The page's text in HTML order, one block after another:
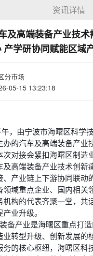
资讯详情
及高端装备产业技
产学研协同赋能区域
分市场
05-15 13:23:18
午，由宁波市海曙区科学
办的汽车及高端装备产业
次对接会紧扣海曙区制造
及高端装备产业技术创新
、产业链上下游协同联动
领域重点企业、国内相关
机构的代表齐聚一堂，共
业升级。
备产业是海曙区重点打造
业转型升级、创新发展的
务的核心枢纽，海曙区科